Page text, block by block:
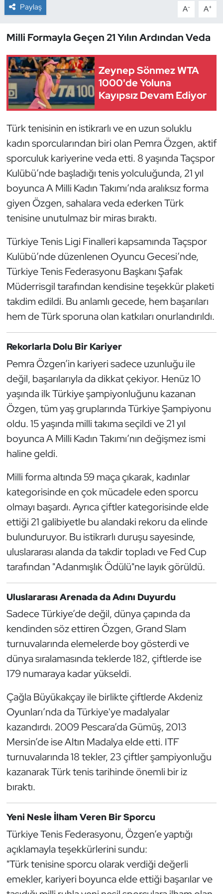
Paylaş A- A+
Milli Formayla Geçen 21 Yılın Ardından Veda
Zeynep Sönmez WTA
1000'de Yoluna
Kayıpsız Devam Ediyor
Türk tenisinin en istikrarlı ve en uzun soluklu
kadın sporcularından biri olan Pemra Özgen, aktif
sporculuk kariyerine veda etti. 8 yaşında Taçspor
Kulübü’nde başladığı tenis yolculuğunda, 21 yıl
boyunca A Milli Kadın Takımı’nda aralıksız forma
giyen Özgen, sahalara veda ederken Türk
tenisine unutulmaz bir miras bıraktı.
Türkiye Tenis Ligi Finalleri kapsamında Taçspor
Kulübü’nde düzenlenen Oyuncu Gecesi’nde,
Türkiye Tenis Federasyonu Başkanı Şafak
Müderrisgil tarafından kendisine teşekkür plaketi
takdim edildi. Bu anlamlı gecede, hem başarıları
hem de Türk sporuna olan katkıları onurlandırıldı.
Rekorlarla Dolu Bir Kariyer
Pemra Özgen’in kariyeri sadece uzunluğu ile
değil, başarılarıyla da dikkat çekiyor. Henüz 10
yaşında ilk Türkiye şampiyonluğunu kazanan
Özgen, tüm yaş gruplarında Türkiye Şampiyonu
oldu. 15 yaşında milli takıma seçildi ve 21 yıl
boyunca A Milli Kadın Takımı’nın değişmez ismi
haline geldi.
Milli forma altında 59 maça çıkarak, kadınlar
kategorisinde en çok mücadele eden sporcu
olmayı başardı. Ayrıca çiftler kategorisinde elde
ettiği 21 galibiyetle bu alandaki rekoru da elinde
bulunduruyor. Bu istikrarlı duruşu sayesinde,
uluslararası alanda da takdir topladı ve Fed Cup
tarafından "Adanmışlık Ödülü"ne layık görüldü.
Uluslararası Arenada da Adını Duyurdu
Sadece Türkiye’de değil, dünya çapında da
kendinden söz ettiren Özgen, Grand Slam
turnuvalarında elemelerde boy gösterdi ve
dünya sıralamasında teklerde 182, çiftlerde ise
179 numaraya kadar yükseldi.
Çağla Büyükakçay ile birlikte çiftlerde Akdeniz
Oyunları’nda da Türkiye'ye madalyalar
kazandırdı. 2009 Pescara’da Gümüş, 2013
Mersin’de ise Altın Madalya elde etti. ITF
turnuvalarında 18 tekler, 23 çiftler şampiyonluğu
kazanarak Türk tenis tarihinde önemli bir iz
bıraktı.
Yeni Nesle İlham Veren Bir Sporcu
Türkiye Tenis Federasyonu, Özgen’e yaptığı
açıklamayla teşekkürlerini sundu:
"Türk tenisine sporcu olarak verdiği değerli
emekler, kariyeri boyunca elde ettiği başarılar ve
E-Spor
Eskrim
Futbol
Futsal
Genel
Golf
Halter
Hava Sporları
Hentbol
Kano ve Rafting
Karate
Kayak
Kempo
Kick Boks
Kürek
Masa Tenisi
Modern Pentatlon
Motor Sporları
Muay Thai
Okçuluk
Optimist
Özel Sporcular
Paralimpik
Ragbi
Satranç
Su Topu
Sualtı Sporları
Tekvando
Tenis